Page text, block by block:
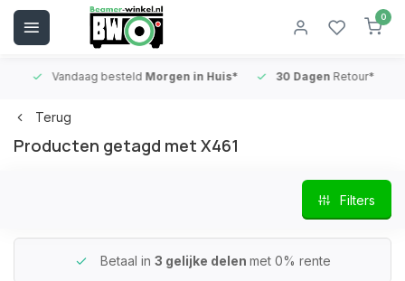
0
Vandaag besteldMorgen in Huis* 30 DagenRetour*
Terug
Producten getagd met X461
Filters
Betaal in 3 gelijke delen met 0% rente